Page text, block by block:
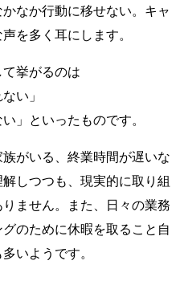
なか行動に移せない。キャ
を多く耳にします。
挙がるのは
い」
」といったものです。
がいる、終業時間が遅いな
しつつも、現実的に取り組
ません。また、日々の業務
のために休暇を取ること自
いようです。